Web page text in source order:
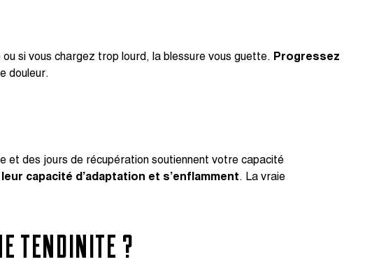
si vous chargez trop lourd, la blessure vous guette. Progressez
douleur.
et des jours de récupération soutiennent votre capacité
capacité d’adaptation et s’enflamment. La vraie
TENDINITE ?